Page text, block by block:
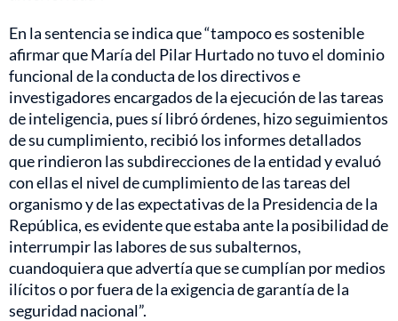
En la sentencia se indica que “tampoco es sostenible
afirmar que María del Pilar Hurtado no tuvo el dominio
funcional de la conducta de los directivos e
investigadores encargados de la ejecución de las tareas
de inteligencia, pues sí libró órdenes, hizo seguimientos
de su cumplimiento, recibió los informes detallados
que rindieron las subdirecciones de la entidad y evaluó
con ellas el nivel de cumplimiento de las tareas del
organismo y de las expectativas de la Presidencia de la
República, es evidente que estaba ante la posibilidad de
interrumpir las labores de sus subalternos,
cuandoquiera que advertía que se cumplían por medios
ilícitos o por fuera de la exigencia de garantía de la
seguridad nacional”.